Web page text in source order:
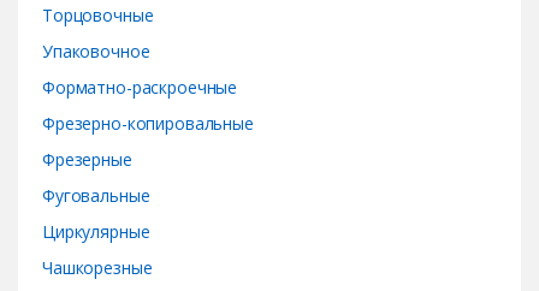
Торцовочные
Упаковочное
Форматно-раскроечные
Фрезерно-копировальные
Фрезерные
Фуговальные
Циркулярные
Чашкорезные